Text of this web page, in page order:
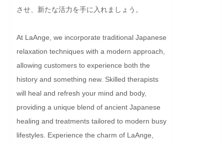
させ、新たな活力を手に入れましょう。
At LaAnge, we incorporate traditional Japanese
relaxation techniques with a modern approach,
allowing customers to experience both the
history and something new. Skilled therapists
will heal and refresh your mind and body,
providing a unique blend of ancient Japanese
healing and treatments tailored to modern busy
lifestyles. Experience the charm of LaAnge,